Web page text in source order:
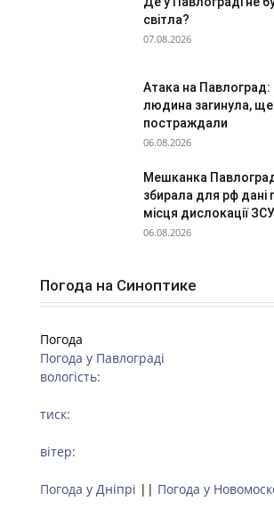
світла?
07.08.2026
Атака на Павлоград:
людина загинула,
постраждали
06.08.2026
Мешканка
збирала для рф дані
місця дислокації ЗСУ
06.08.2026
Погода на Синоптике
Погода
Погода у Павлограді
вологість:
тиск:
вітер:
Погода у Дніпрі || Погода у